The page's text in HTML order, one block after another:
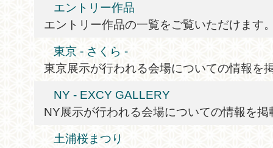
エントリー作品
エントリー作品の一覧をご覧いただけます
東京 - さくら -
東京展示が行われる会場についての情報を
NY - EXCY GALLERY
NY展示が行われる会場についての情報を掲
土浦桜まつり